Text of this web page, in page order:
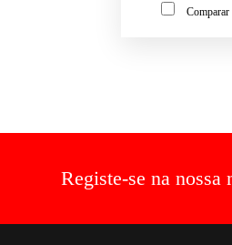
Registe-se na nossa